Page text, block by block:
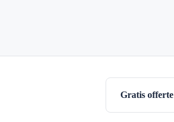
Gratis offerte